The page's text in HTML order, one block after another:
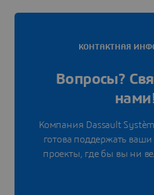
КОНТАКТНАЯ
Вопросы?
Компания Dassault
готова поддержать
проекты, где бы вы ни